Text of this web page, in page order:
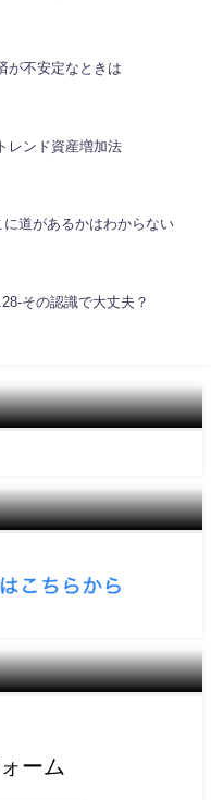
が不安定なときは
レンド資産増加法
に道があるかはわからない
その認識で大丈夫？
ーム